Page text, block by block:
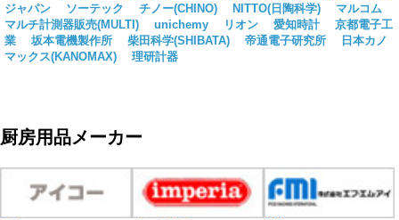
ジャパン
ソーテック チノー(CHINO) NITTO(日陶科学)
マルコム
マルチ計測器販売(MULTI)
unichemy リオン 愛知時計
京都電子工
業
坂本電機製作所 柴田科学(SHIBATA) 帝通電子研究所
日本カノ
マックス(KANOMAX)
理研計器
厨房用品メーカー